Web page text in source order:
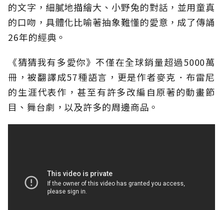
的文字，細膩地描繪大、小野兔的對話，並用童真
的口吻，具體化比喻著抽象難懂的愛意，成了傳誦
26年的經典。
《猜猜我有多愛你》不僅在全球銷量超過5000萬
冊，被翻譯成57種語言，更是作者麥克．布雷尼
的生涯代表作，甚至有許多改編自原著的動畫節
目、舞台劇，以及許多的周邊商品。